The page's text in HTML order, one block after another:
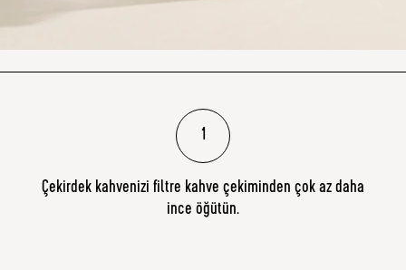
1
Çekirdek kahvenizi filtre kahve çekiminden çok az daha
ince öğütün.